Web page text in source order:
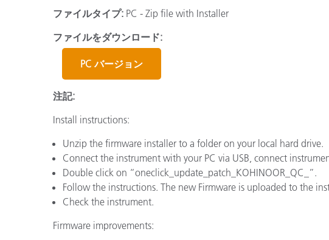
プラスチック
ファイルタイプ: PC - Zip file with Installer
ファイルをダウンロード:
PC バージョン
注記:
Install instructions:
Unzip the firmware installer to a folder on your local hard drive.
Connect the instrument with your PC via USB, connect
Double click on “oneclick_update_patch_KOHINOOR_QC_”.
Follow the instructions. The new Firmware is uploaded to the
Check the instrument.
Firmware improvements: